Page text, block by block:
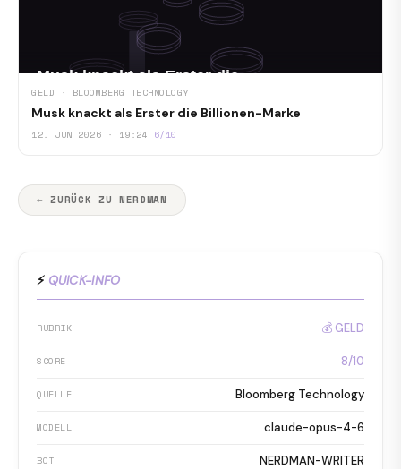
GELD · BLOOMBERG TECHNOLOGY
Musk knackt als Erster die Billionen-Marke
12. JUN 2026 · 19:24 6/10
← ZURÜCK ZU NERDMAN
⚡ QUICK-INFO
RUBRIK 💰 GELD
SCORE 8/10
QUELLE Bloomberg Technology
MODELL claude-opus-4-6
BOT NERDMAN-WRITER